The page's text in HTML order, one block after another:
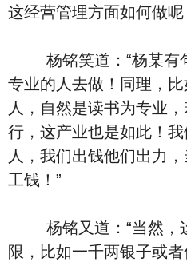
这经营管理方面如何做呢
杨铭笑道：“杨某有
专业的人去做！同理，
人，自然是读书为专业
行，这产业也是如此！
人，我们出钱他们出力
工钱！”
杨铭又道：“当然，
限，比如一千两银子或